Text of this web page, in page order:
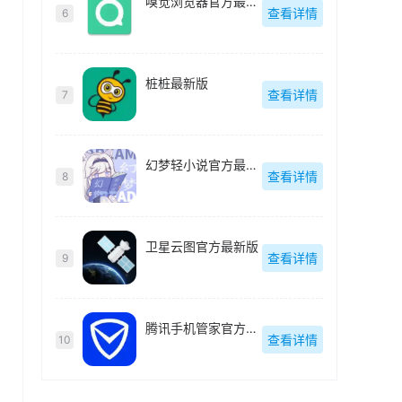
6 查看详情
7
桩桩最新版
查看详情
8
幻梦轻小说官方最新版
查看详情
9
卫星云图官方最新版
查看详情
10
腾讯手机管家官方最新版
查看详情